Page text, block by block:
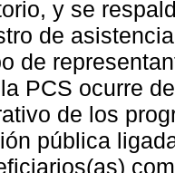
y se
de
de
PCS ocurre
de los
pública